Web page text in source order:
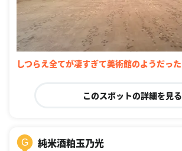
しつらえ全てが凄すぎて美術館のようだった
このスポットの詳細を見る
G 純米酒粕玉乃光